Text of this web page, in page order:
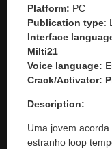
Platform: PC
Publication type:
Interface
Milti21
Voice language:
Crack/Activator:
Description:
Uma jovem
estranho loop